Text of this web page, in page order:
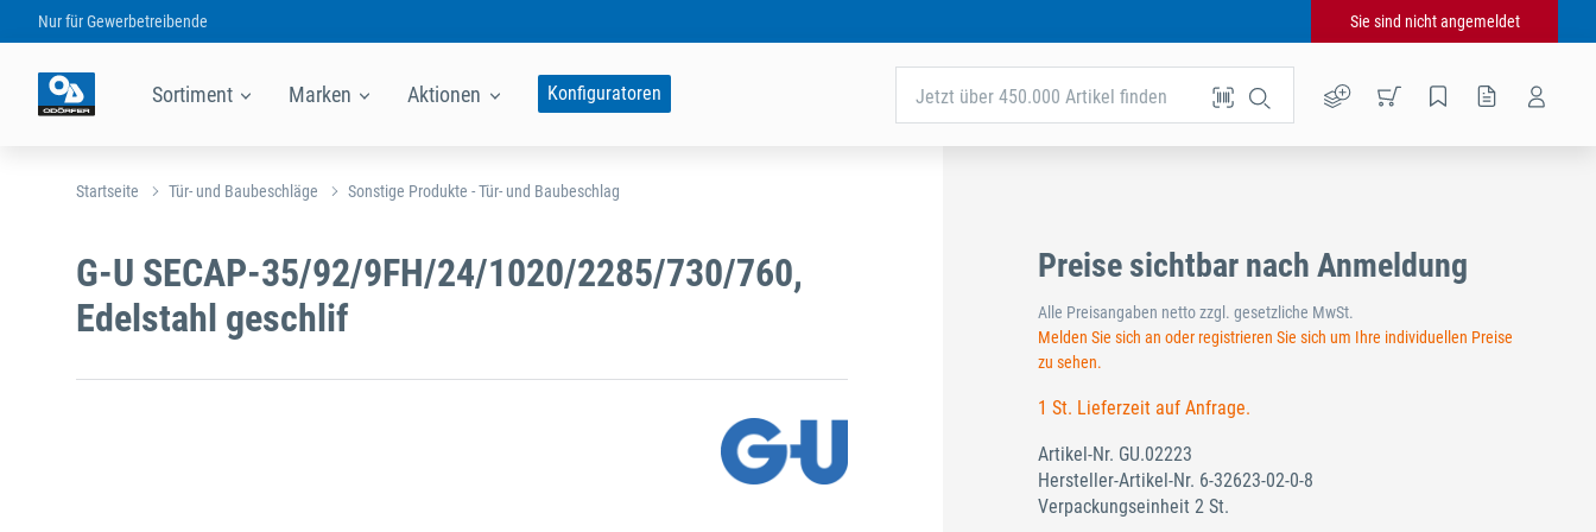
Nur fürGewerbetreibende Sie sind nicht angemeldet
Sortiment Marken Aktionen Konfiguratoren Jetzt über 450.000 Artikel finden
Startseite Tür- und Baubeschläge Sonstige Produkte - Tür- und Baubeschlag
G-U SECAP-35/92/9FH/24/1020/2285/730/760,
Edelstahl geschlif
Preise sichtbar nach Anmeldung
Alle Preisangaben netto zzgl. gesetzliche MwSt.
Melden Sie sich an oder registrieren Sie sich um Ihre individuellen Preise
zu sehen.
1 St. Lieferzeit auf Anfrage.
Artikel-Nr. GU.02223
Hersteller-Artikel-Nr. 6-32623-02-0-8
Verpackungseinheit 2 St.